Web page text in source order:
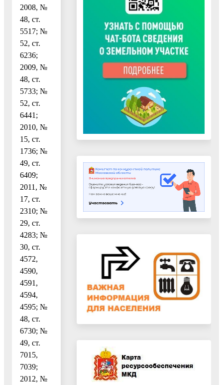
2008, №
48, ст.
5517; №
52, ст.
6236;
2009, №
48, ст.
5733; №
52, ст.
6441;
2010, №
15, ст.
1736; №
49, ст.
6409;
2011, №
17, ст.
2310; №
29, ст.
4283; №
30, ст.
4572,
4590,
4591,
4594,
4595; №
48, ст.
6730; №
49, ст.
7015,
7039;
2012, №